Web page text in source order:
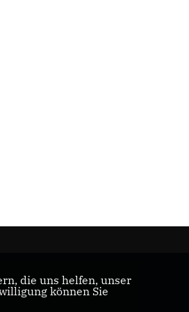
die uns helfen, unser
können Sie